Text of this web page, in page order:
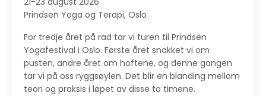
Prindsen Yoga og Terapi, Oslo
For tredje året på rad tar vi turen til Prindsen
Yogafestival i Oslo. Første året snakket vi om
pusten, andre året om hoftene, og denne gangen
tar vi på oss ryggsøylen. Det blir en blanding mellom
teori og praksis i løpet av disse to timene.